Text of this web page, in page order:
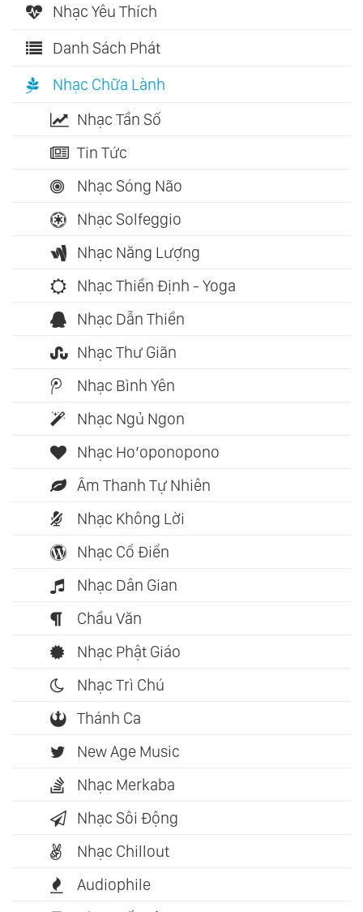
Nhạc Yêu Thích
Danh Sách Phát
Nhạc Chữa Lành
Nhạc Tần Số
Tin Tức
Nhạc Sóng Não
Nhạc Solfeggio
Nhạc Năng Lượng
Nhạc Thiền Định - Yoga
Nhạc Dẫn Thiền
Nhạc Thư Giãn
Nhạc Bình Yên
Nhạc Ngủ Ngon
Nhạc Ho’oponopono
Âm Thanh Tự Nhiên
Nhạc Không Lời
Nhạc Cổ Điển
Nhạc Dân Gian
Chầu Văn
Nhạc Phật Giáo
Nhạc Trì Chú
Thánh Ca
New Age Music
Nhạc Merkaba
Nhạc Sôi Động
Nhạc Chillout
Audiophile